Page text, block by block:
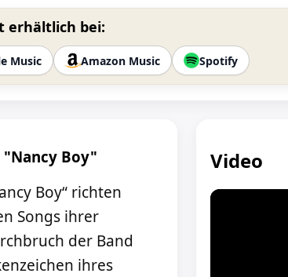
erhältlich bei:
Music Amazon Music Spotify
Boy"
Boy“ richten
Songs ihrer
der Band
ihres
Video